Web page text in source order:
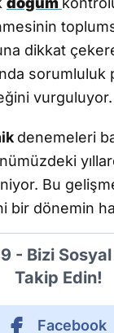
dikkat
sorumluluk
vurguluyor.
denemeleri
Bu
bir dönemin
- Bizi
Takip Edin!
Facebook